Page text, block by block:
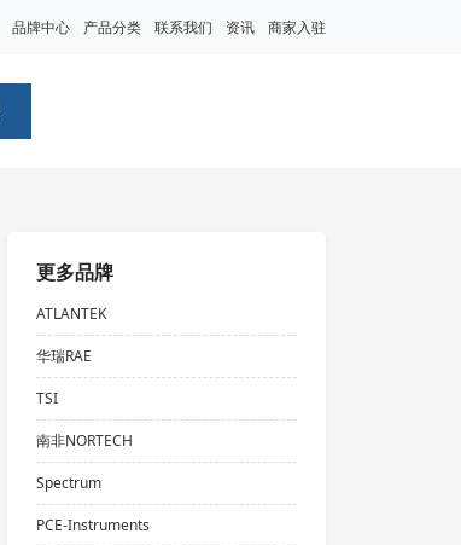
品牌中心 产品分类 联系我们 资讯 商家入驻
更多品牌
ATLANTEK
华瑞RAE
TSI
南非NORTECH
Spectrum
PCE-Instruments